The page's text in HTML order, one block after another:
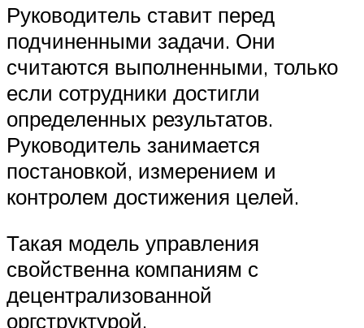
Руководитель ставит перед
подчиненными задачи. Они
считаются выполненными, только
если сотрудники достигли
определенных результатов.
Руководитель занимается
постановкой, измерением и
контролем достижения целей.
Такая модель управления
свойственна компаниям с
децентрализованной
оргструктурой.